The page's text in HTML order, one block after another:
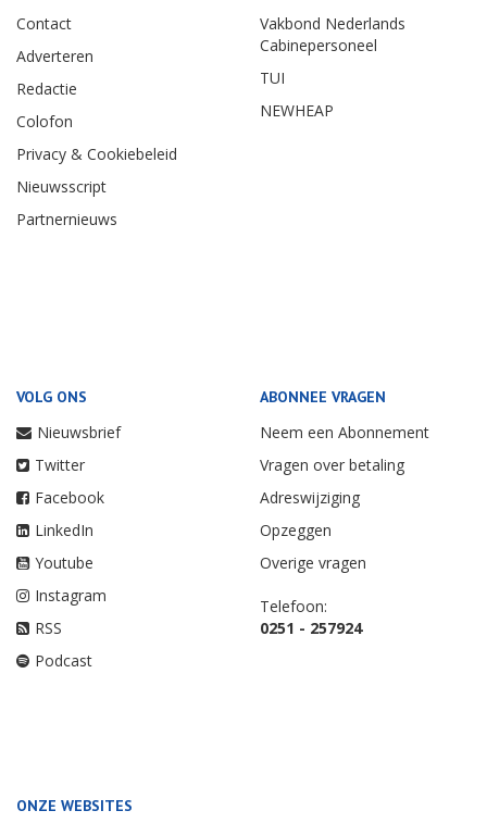
Contact
Adverteren
Redactie
Colofon
Privacy & Cookiebeleid
Nieuwsscript
Partnernieuws
Vakbond Nederlands
Cabinepersoneel
TUI
NEWHEAP
VOLG ONS
Nieuwsbrief
Twitter
Facebook
LinkedIn
Youtube
Instagram
RSS
Podcast
ABONNEE VRAGEN
Neem een Abonnement
Vragen over betaling
Adreswijziging
Opzeggen
Overige vragen
Telefoon:
0251 - 257924
ONZE WEBSITES